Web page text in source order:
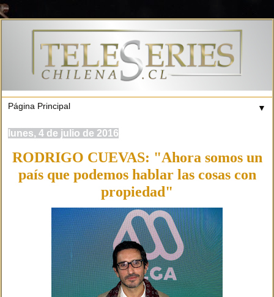
▼
lunes, 4 de julio de 2016
RODRIGO CUEVAS: "Ahora somos un
país que podemos hablar las cosas con
propiedad"